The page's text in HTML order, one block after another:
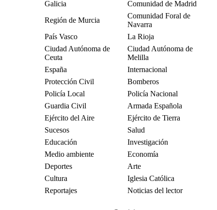
Galicia
Comunidad de Madrid
Región de Murcia
Comunidad Foral de
Navarra
País Vasco
La Rioja
Ciudad Autónoma de
Ceuta
Ciudad Autónoma de
Melilla
España
Internacional
Protección Civil
Bomberos
Policía Local
Policía Nacional
Guardia Civil
Armada Española
Ejército del Aire
Ejército de Tierra
Sucesos
Salud
Educación
Investigación
Medio ambiente
Economía
Deportes
Arte
Cultura
Iglesia Católica
Reportajes
Noticias del lector